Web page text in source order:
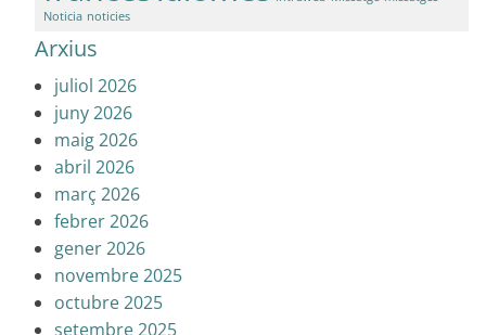
Noticia noticies
Arxius
juliol 2026
juny 2026
maig 2026
abril 2026
març 2026
febrer 2026
gener 2026
novembre 2025
octubre 2025
setembre 2025